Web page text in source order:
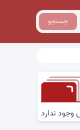
جستجو
ندارد